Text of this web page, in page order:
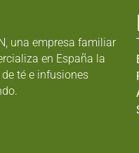
una empresa familiar
en España la
té e infusiones